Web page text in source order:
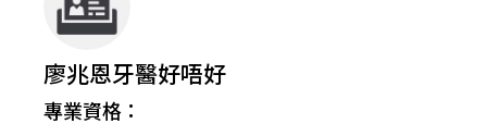
廖兆恩牙醫好唔好
專業資格：